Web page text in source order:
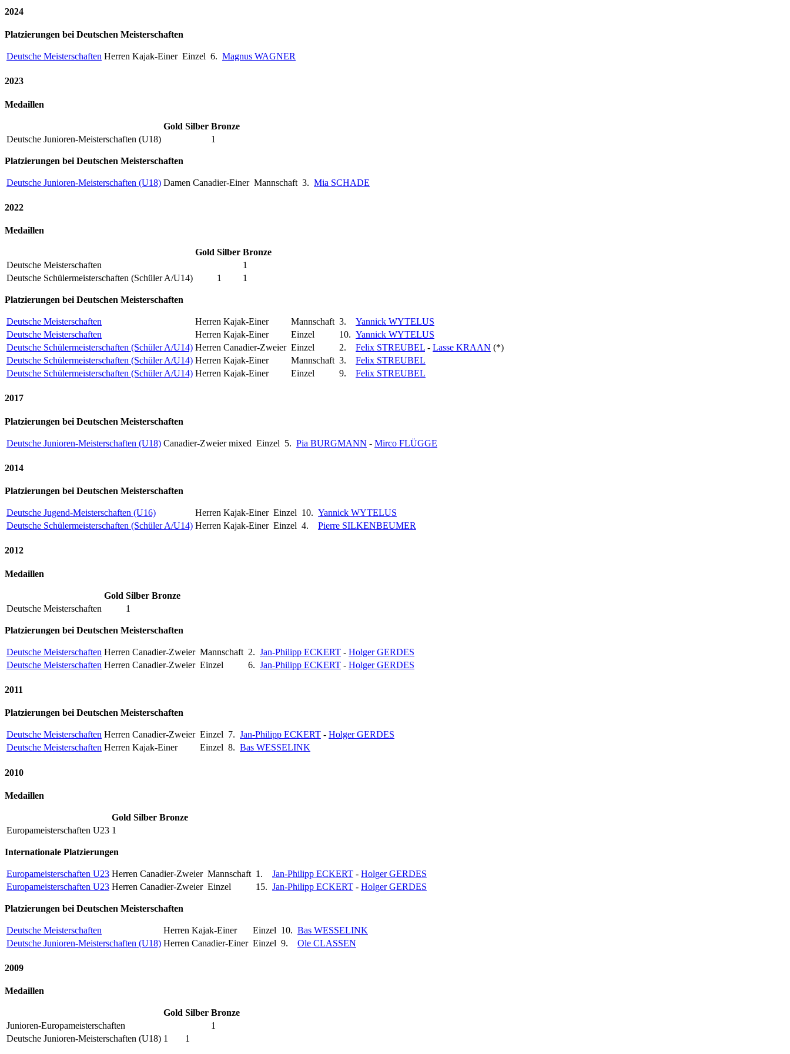
2024
Platzierungen bei Deutschen Meisterschaften
Deutsche Meisterschaften Herren Kajak-Einer Einzel 6. Magnus WAGNER
2023
Medaillen
Gold Silber Bronze
Deutsche Junioren-Meisterschaften (U18)
1
Platzierungen bei Deutschen Meisterschaften
Deutsche Junioren-Meisterschaften (U18) Damen Canadier-Einer Mannschaft 3. Mia SCHADE
2022
Medaillen
Gold Silber Bronze
Deutsche Meisterschaften
1
Deutsche Schülermeisterschaften (Schüler A/U14)
1 1
Platzierungen bei Deutschen Meisterschaften
Deutsche Meisterschaften Herren Kajak-Einer Mannschaft 3.
Yannick WYTELUS
Deutsche Meisterschaften
Herren Kajak-Einer Einzel 10. Yannick WYTELUS
Deutsche Schülermeisterschaften (Schüler A/U14) Herren Canadier-Zweier Einzel 2. Felix STREUBEL - Lasse KRAAN (*)
Deutsche Schülermeisterschaften (Schüler A/U14) Herren Kajak-Einer Mannschaft 3.
Felix STREUBEL
Deutsche Schülermeisterschaften (Schüler A/U14) Herren Kajak-Einer Einzel 9. Felix STREUBEL
2017
Platzierungen bei Deutschen Meisterschaften
Deutsche Junioren-Meisterschaften (U18) Canadier-Zweier mixed Einzel 5. Pia BURGMANN - Mirco FLÜGGE
2014
Platzierungen bei Deutschen Meisterschaften
Deutsche Jugend-Meisterschaften (U16) Herren Kajak-Einer Einzel 10. Yannick WYTELUS
Deutsche Schülermeisterschaften (Schüler A/U14) Herren Kajak-Einer Einzel 4. Pierre SILKENBEUMER
2012
Medaillen
Gold Silber Bronze
Deutsche Meisterschaften
1
Platzierungen bei Deutschen Meisterschaften
Deutsche Meisterschaften Herren Canadier-Zweier Mannschaft 2. Jan-Philipp ECKERT - Holger GERDES
Deutsche Meisterschaften Herren Canadier-Zweier Einzel 6. Jan-Philipp ECKERT - Holger GERDES
2011
Platzierungen bei Deutschen Meisterschaften
Deutsche Meisterschaften Herren Canadier-Zweier Einzel 7. Jan-Philipp ECKERT - Holger GERDES
Deutsche Meisterschaften Herren Kajak-Einer Einzel 8. Bas WESSELINK
2010
Medaillen
Gold Silber Bronze
Europameisterschaften U23 1
Internationale Platzierungen
Europameisterschaften U23 Herren Canadier-Zweier Mannschaft 1. Jan-Philipp ECKERT - Holger GERDES
Europameisterschaften U23 Herren Canadier-Zweier Einzel 15. Jan-Philipp ECKERT - Holger GERDES
Platzierungen bei Deutschen Meisterschaften
Deutsche Meisterschaften Herren Kajak-Einer Einzel 10. Bas WESSELINK
Deutsche Junioren-Meisterschaften (U18) Herren Canadier-Einer Einzel 9. Ole CLASSEN
2009
Medaillen
Gold Silber Bronze
Junioren-Europameisterschaften
1
Deutsche Junioren-Meisterschaften (U18) 1 1